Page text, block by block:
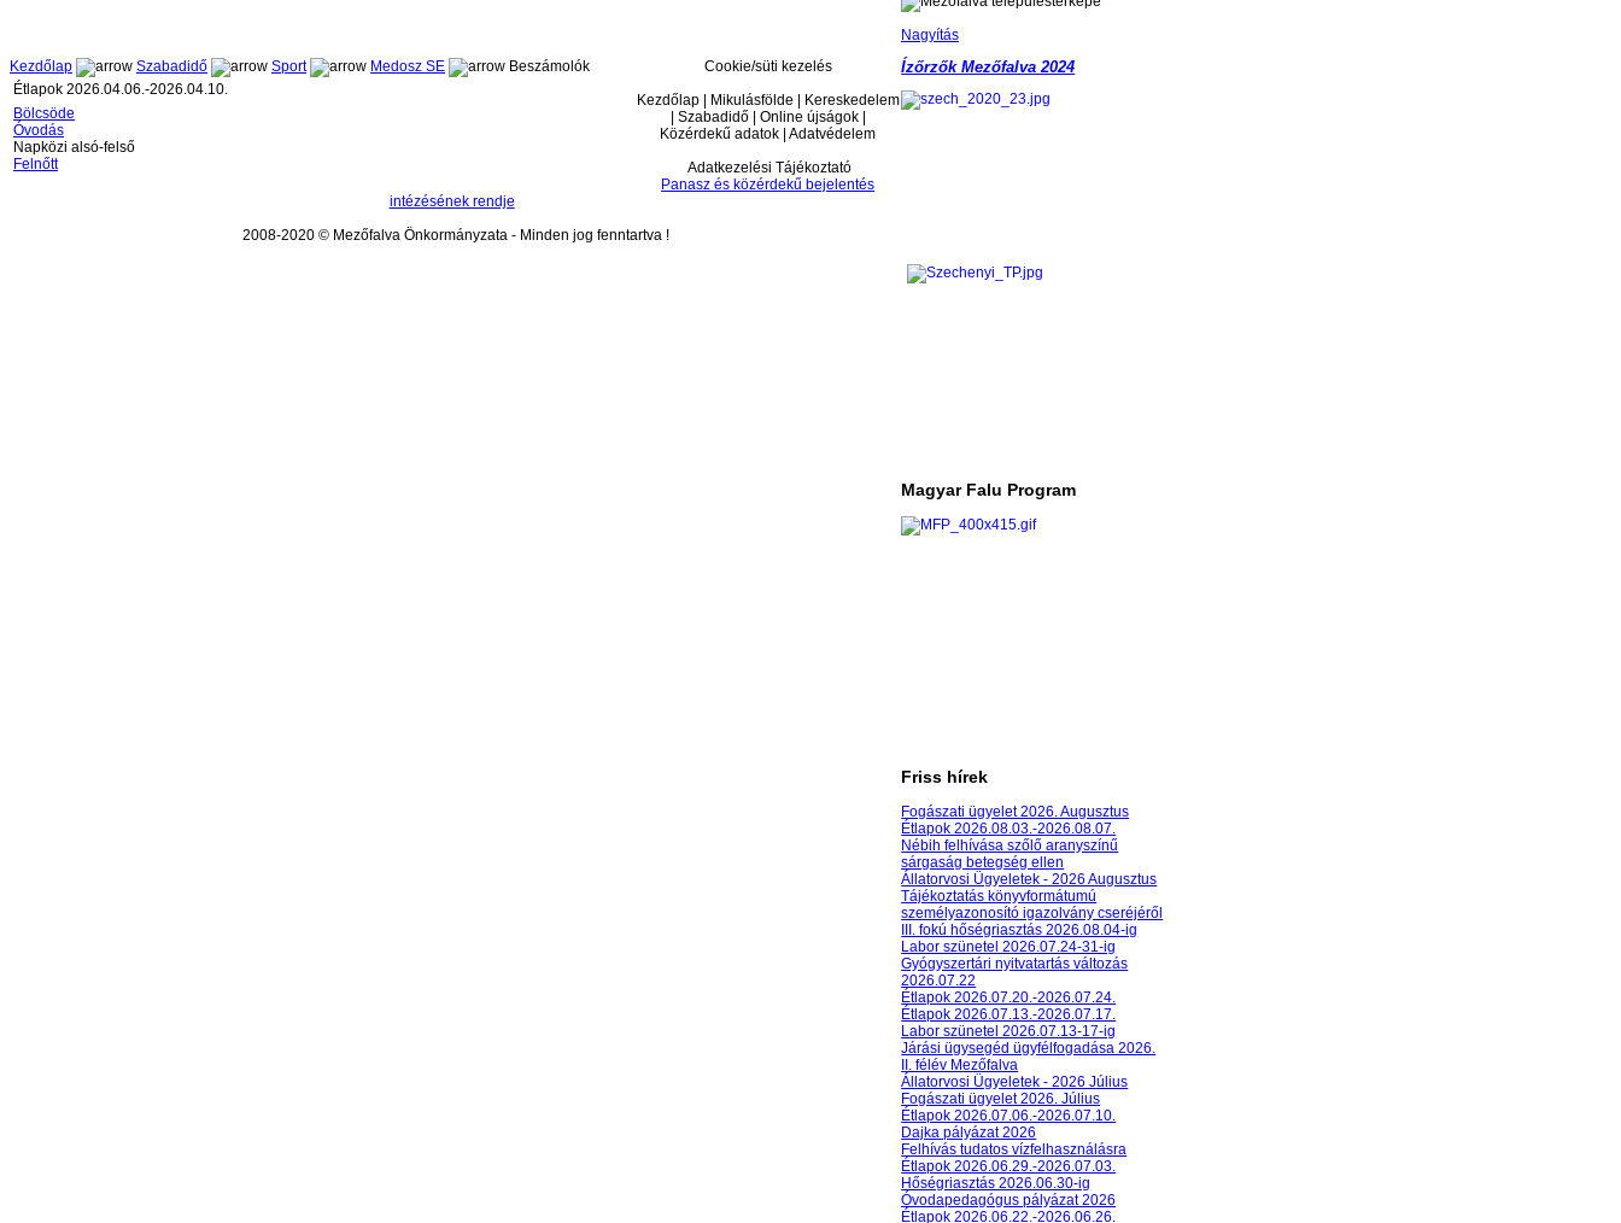
Nagyítás
Kezdőlap
Szabadidő Sport Medosz SE
Beszámolók
Étlapok 2026.04.06.-2026.04.10.
Bölcsöde
Óvodás
Napközi alsó-felső
Felnőtt
Ízőrzők Mezőfalva 2024
Magyar Falu Program
Friss hírek
Fogászati ügyelet 2026. Augusztus
Étlapok 2026.08.03.-2026.08.07.
Nébih felhívása szőlő aranyszínű
sárgaság betegség ellen
Állatorvosi Ügyeletek - 2026 Augusztus
Tájékoztatás könyvformátumú
személyazonosító igazolvány cseréjéről
III. fokú hőségriasztás 2026.08.04-ig
Labor szünetel 2026.07.24-31-ig
Gyógyszertári nyitvatartás változás
2026.07.22
Étlapok 2026.07.20.-2026.07.24.
Étlapok 2026.07.13.-2026.07.17.
Labor szünetel 2026.07.13-17-ig
Járási ügysegéd ügyfélfogadása 2026.
II. félév Mezőfalva
Állatorvosi Ügyeletek - 2026 Július
Fogászati ügyelet 2026. Július
Étlapok 2026.07.06.-2026.07.10.
Dajka pályázat 2026
Felhívás tudatos vízfelhasználásra
Étlapok 2026.06.29.-2026.07.03.
Hőségriasztás 2026.06.30-ig
Óvodapedagógus pályázat 2026
Étlapok 2026.06.22.-2026.06.26.
Cookie/süti kezelés
Kezdőlap | Mikulásfölde | Kereskedelem
| Szabadidő | Online újságok |
Közérdekű adatok | Adatvédelem
Adatkezelési Tájékoztató
Panasz és közérdekű bejelentés
intézésének rendje
2008-2020 © Mezőfalva Önkormányzata - Minden jog fenntartva !